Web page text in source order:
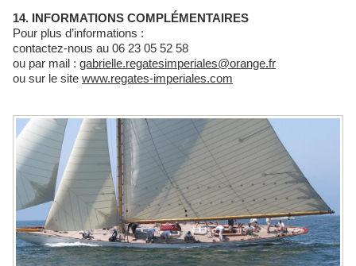
14. INFORMATIONS COMPLÉMENTAIRES
Pour plus d’informations :
contactez-nous au 06 23 05 52 58
ou par mail : gabrielle.regatesimperiales@orange.fr
ou sur le site www.regates-imperiales.com